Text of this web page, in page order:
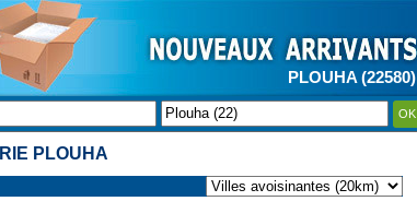
PLOUHA (22580)
OK
PLOUHA